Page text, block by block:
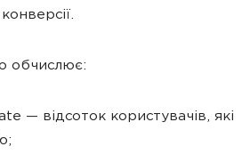
обчислює:
— відсоток користувачів, які